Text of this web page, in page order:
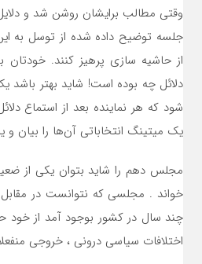
وقتی مطالب برایشان روشن شد و
جلسه توضیح داده شده از توسل به
از حاشیه سازی پرهیز کنند. خودتان
دلائل چه بوده است! شاید بهتر باشد
شود که هر نماینده بعد از استماع
یک میتینگ انتخاباتی آن‌ها را بیان و
مجلس دهم را شاید بتوان یکی از
خواند . مجلسی که نتوانست در
چند سال در کشور بوجود آمد از خود
اختلافات سیاسی درونی ، خروجی